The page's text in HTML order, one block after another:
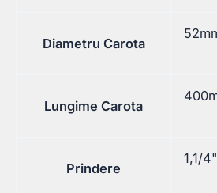
Diametru Carota
Lungime Carota
Prindere
1,1/